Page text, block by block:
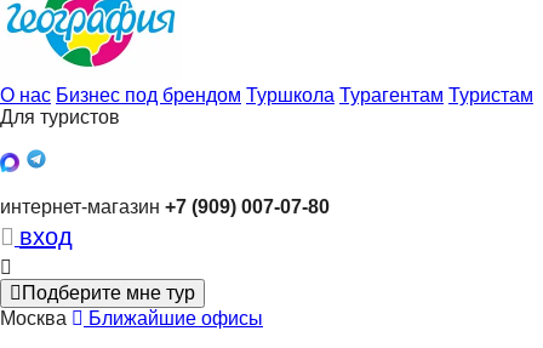
О нас Бизнес под брендом Туршкола Турагентам Туристам
Для туристов
интернет-магазин +7 (909) 007-07-80
вход
Подберите мне тур
Москва
Ближайшие офисы